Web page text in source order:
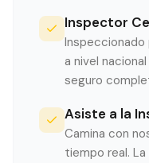
Inspector
a nivel
seguro
Asiste a la
Camina con
tiempo real.